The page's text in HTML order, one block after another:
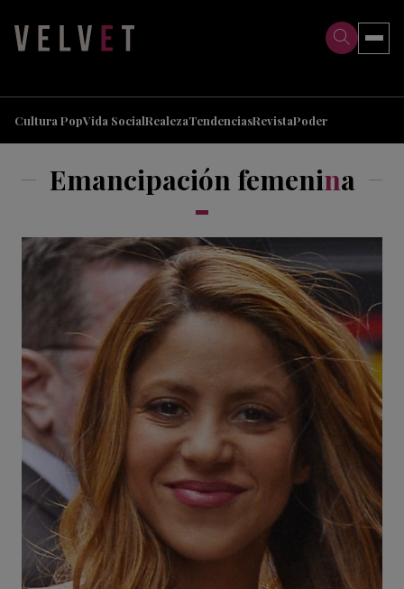
Cultura PopVida SocialRealezaTendenciasRevistaPoder
Emancipación femenina